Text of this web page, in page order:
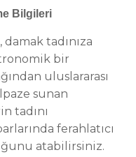
Bilgileri
tadınıza
bir
uluslararası
sunan
tadını
ferahlatıcı
atabilirsiniz.